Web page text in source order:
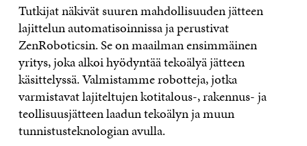
Tutkijat näkivät suuren mahdollisuuden jätteen
lajittelun automatisoinnissa ja perustivat
ZenRoboticsin. Se on maailman ensimmäinen
yritys, joka alkoi hyödyntää tekoälyä jätteen
käsittelyssä. Valmistamme robotteja, jotka
varmistavat lajiteltujen kotitalous-, rakennus- ja
teollisuusjätteen laadun tekoälyn ja muun
tunnistusteknologian avulla.